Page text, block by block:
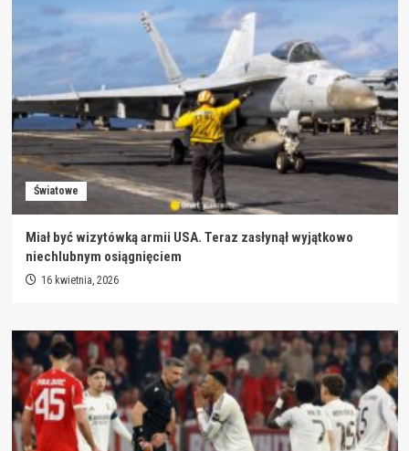
Światowe
Miał być wizytówką armii USA. Teraz zasłynął wyjątkowo
niechlubnym osiągnięciem
16 kwietnia, 2026